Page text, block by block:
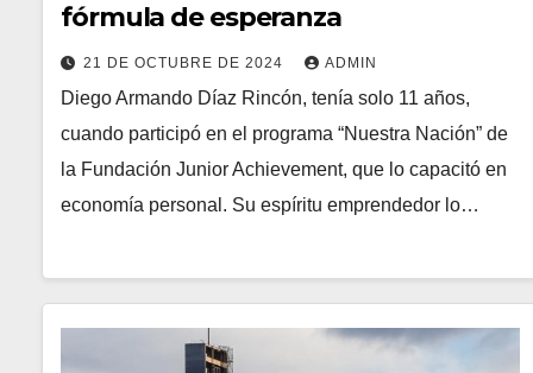
fórmula de esperanza
21 DE OCTUBRE DE 2024 ADMIN
Diego Armando Díaz Rincón, tenía solo 11 años,
cuando participó en el programa “Nuestra Nación” de
la Fundación Junior Achievement, que lo capacitó en
economía personal. Su espíritu emprendedor lo…